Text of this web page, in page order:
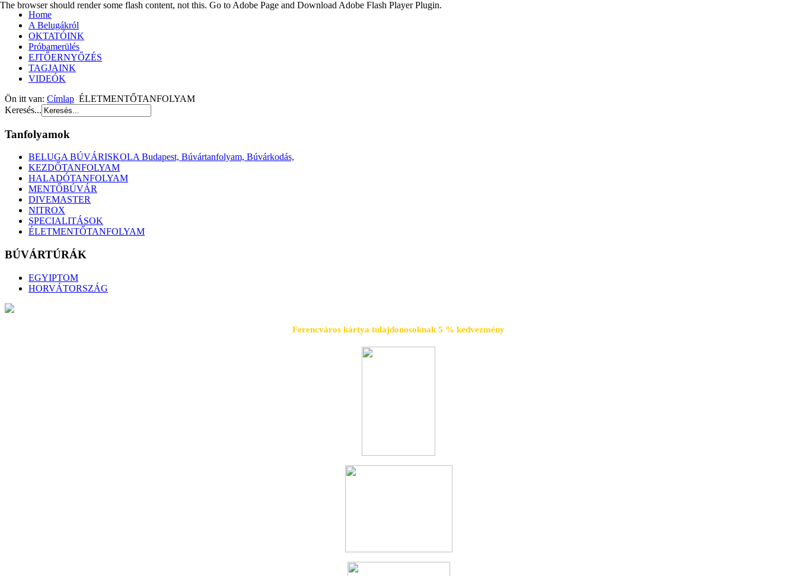
The browser should render some flash content, not this. Go to Adobe Page and Download Adobe Flash Player Plugin.
Home
A Belugákról
OKTATÓINK
Próbamerülés
EJTŐERNYŐZÉS
TAGJAINK
VIDEÓK
Ön itt van: Címlap ÉLETMENTŐTANFOLYAM
Keresés...
Tanfolyamok
BELUGA BÚVÁRISKOLA Budapest, Búvártanfolyam, Búvárkodás,
KEZDŐTANFOLYAM
HALADÓTANFOLYAM
MENTŐBÚVÁR
DIVEMASTER
NITROX
SPECIALITÁSOK
ÉLETMENTŐTANFOLYAM
BÚVÁRTÚRÁK
EGYIPTOM
HORVÁTORSZÁG
Ferencváros kártya tulajdonosoknak 5 % kedvezmény